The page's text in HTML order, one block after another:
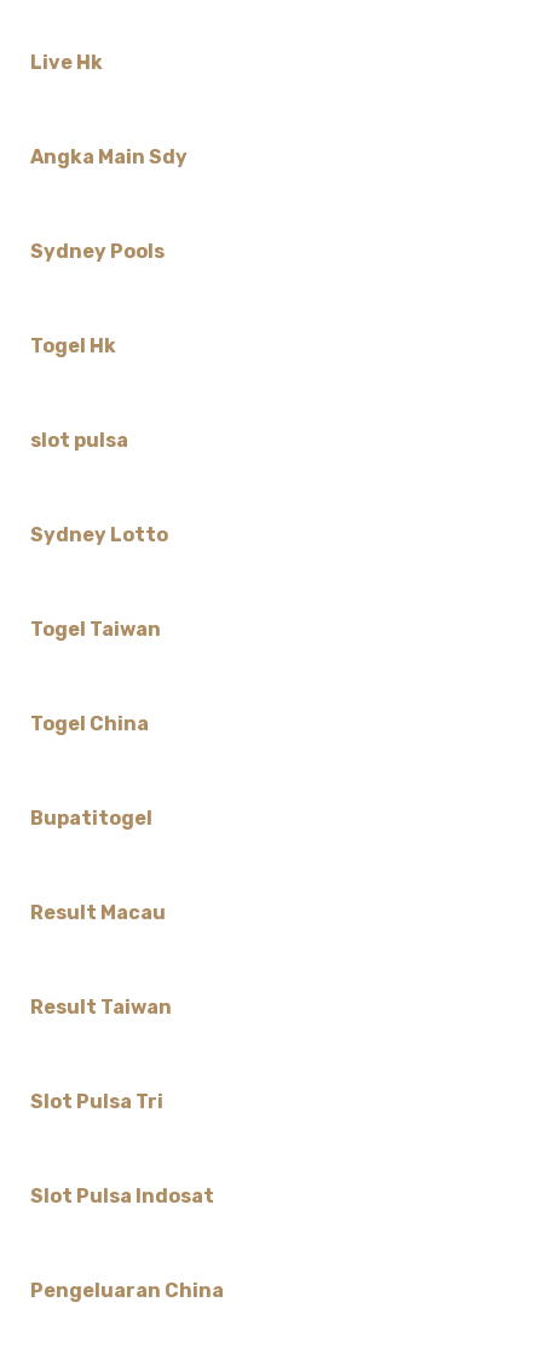
Live Hk
Angka Main Sdy
Sydney Pools
Togel Hk
slot pulsa
Sydney Lotto
Togel Taiwan
Togel China
Bupatitogel
Result Macau
Result Taiwan
Slot Pulsa Tri
Slot Pulsa Indosat
Pengeluaran China